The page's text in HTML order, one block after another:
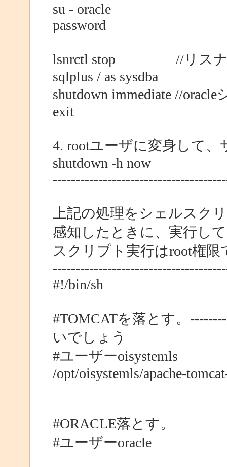
su - oracle
password
lsnrctl stop //リスナ
sqlplus / as sysdba
shutdown immediate //
exit
4. rootユーザに変身して
shutdown -h now
上記の処理をシェルスク
感知したときに、実行し
スクリプト実行はroot権限
#!/bin/sh
#TOMCATを落とす。
いでしょう
#ユーザーoisystemls
/opt/oisystemls/apache-
#ORACLE落とす。
#ユーザーoracle